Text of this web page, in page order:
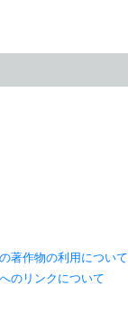
著作物の利用について
のリンクについて